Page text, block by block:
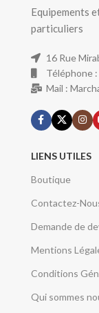
Equipements
particuliers
16 Rue
Téléphone
Mail :
LIENS UTILES
Boutique
Contactez-
Demande de
Mentions
Conditions
Qui sommes